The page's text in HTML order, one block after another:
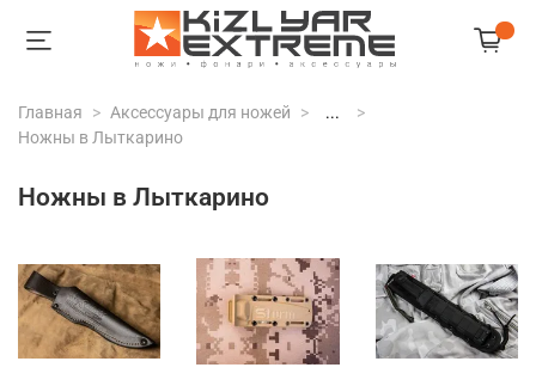
Главная Аксессуары для ножей
...
Ножны в Лыткарино
Ножны в Лыткарино